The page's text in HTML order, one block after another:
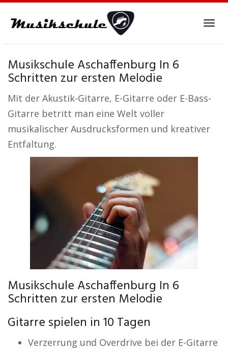
Musikschule Aschaffenburg In 6
Schritten zur ersten Melodie
Mit der Akustik-Gitarre, E-Gitarre oder E-Bass-
Gitarre betritt man eine Welt voller
musikalischer Ausdrucksformen und kreativer
Entfaltung.
Musikschule Aschaffenburg In 6
Schritten zur ersten Melodie
Gitarre spielen in 10 Tagen
Verzerrung und Overdrive bei der E-Gitarre